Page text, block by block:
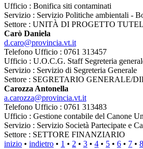
Ufficio : Bonifica siti contaminati
Servizio : Servizio Politiche ambientali -
Settore : UNITÀ DI PROGETTO
Carò Daniela
d.caro@provincia.vt.it
Telefono Ufficio : 0761 313457
Ufficio : U.O.C.G. Staff Segreteria
Servizio : Servizio di Segreteria Generale
Settore : SEGRETARIO GENERALE/
Carozza Antonella
a.carozza@provincia.vt.it
Telefono Ufficio : 0761 313483
Ufficio : Gestione contabile del Canone
Servizio : Servizio Società Partecipate e
Settore : SETTORE FINANZIARIO
inizio • indietro • 1 • 2 • 3 • 4 • 5 • 6 • 7 • 8